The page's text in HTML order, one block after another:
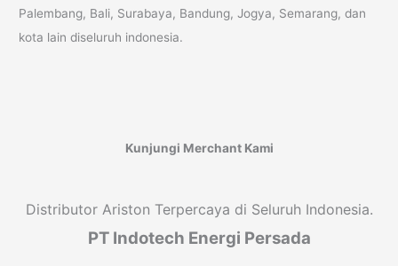
Palembang, Bali, Surabaya, Bandung, Jogya, Semarang, dan
kota lain diseluruh indonesia.
Kunjungi Merchant Kami
Distributor Ariston Terpercaya di Seluruh Indonesia.
PT Indotech Energi Persada